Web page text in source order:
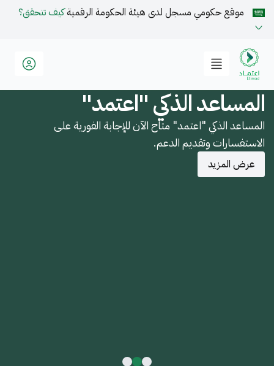
موقع حكومي مسجل لدى هيئة الحكومة الرقميةكيف تتحقق؟
المساعد الذكي "اعتمد"
المساعد الذكي "اعتمد" متاح الآن للإجابة الفورية على
الاستفسارات وتقديم الدعم.
عرض المزيد